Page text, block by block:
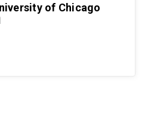
of Chicago